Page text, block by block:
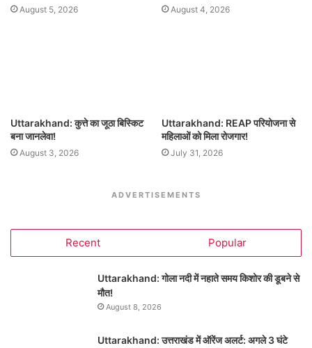
August 5, 2026 August 4, 2026
Uttarakhand: कुत्ते का जूठा बिस्किट
बना जानलेवा!
August 3, 2026
Uttarakhand: REAP परियोजना से
महिलाओं को मिला रोजगार!
July 31, 2026
ADVERTISEMENTS
Recent Popular
Uttarakhand: गोला नदी में नहाते समय किशोर की डूबने से
मौत!
August 8, 2026
Uttarakhand: उत्तराखंड में ऑरेंज अलर्ट: अगले 3 घंटे